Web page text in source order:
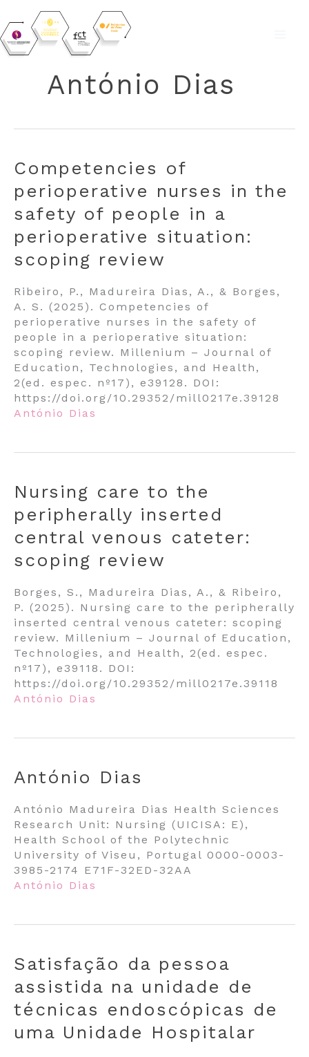
Skip
António Dias
Competencies of
perioperative nurses in the
safety of people in a
perioperative situation:
scoping review
Ribeiro, P., Madureira Dias, A., & Borges,
A. S. (2025). Competencies of
perioperative nurses in the safety of
people in a perioperative situation:
scoping review. Millenium – Journal of
Education, Technologies, and Health,
2(ed. espec. nº17), e39128. DOI:
https://doi.org/10.29352/mill0217e.39128
António Dias
Nursing care to the
peripherally inserted
central venous cateter:
scoping review
Borges, S., Madureira Dias, A., & Ribeiro,
P. (2025). Nursing care to the peripherally
inserted central venous cateter: scoping
review. Millenium – Journal of Education,
Technologies, and Health, 2(ed. espec.
nº17), e39118. DOI:
https://doi.org/10.29352/mill0217e.39118
António Dias
António Dias
António Madureira Dias Health Sciences
Research Unit: Nursing (UICISA: E),
Health School of the Polytechnic
University of Viseu, Portugal 0000-0003-
3985-2174 E71F-32ED-32AA
António Dias
Satisfação da pessoa
assistida na unidade de
técnicas endoscópicas de
uma Unidade Hospitalar